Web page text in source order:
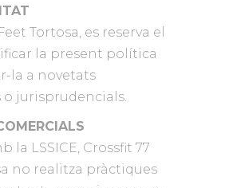
Tortosa, es reserva el
la present política
la a novetats
o jurisprudencials.
la LSSICE, Crossfit 77
no realitza pràctiques